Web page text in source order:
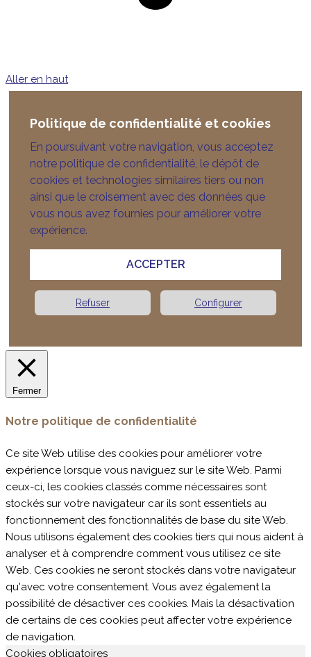
Aller en haut
Politique de confidentialité et cookies
En poursuivant votre navigation, vous acceptez
notre politique de confidentialité, le dépôt de
cookies et technologies similaires tiers ou non
ainsi que le croisement avec des données que
vous nous avez fournies pour améliorer votre
expérience.
ACCEPTER
Refuser Configurer
Fermer
Notre politique de confidentialité
Ce site Web utilise des cookies pour améliorer votre
expérience lorsque vous naviguez sur le site Web. Parmi
ceux-ci, les cookies classés comme nécessaires sont
stockés sur votre navigateur car ils sont essentiels au
fonctionnement des fonctionnalités de base du site Web.
Nous utilisons également des cookies tiers qui nous aident à
analyser et à comprendre comment vous utilisez ce site
Web. Ces cookies ne seront stockés dans votre navigateur
qu'avec votre consentement. Vous avez également la
possibilité de désactiver ces cookies. Mais la désactivation
de certains de ces cookies peut affecter votre expérience
de navigation.
Cookies obligatoires